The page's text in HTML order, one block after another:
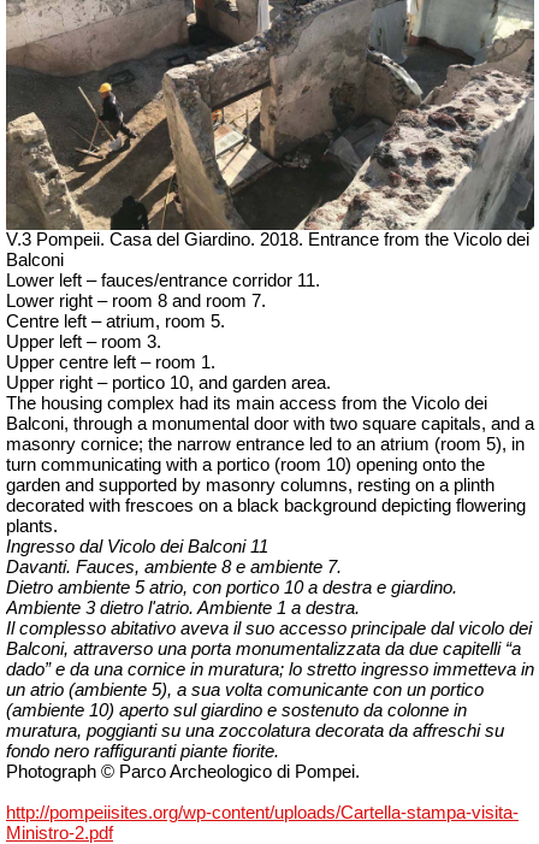
V.3 Pompeii. Casa del Giardino. 2018. Entrance from the Vicolo dei
Balconi
Lower left – fauces/entrance corridor 11.
Lower right – room 8 and room 7.
Centre left – atrium, room 5.
Upper left – room 3.
Upper centre left – room 1.
Upper right – portico 10, and garden area.
The housing complex had its main access from the Vicolo dei
Balconi, through a monumental door with two square capitals, and a
masonry cornice; the narrow entrance led to an atrium (room 5), in
turn communicating with a portico (room 10) opening onto the
garden and supported by masonry columns, resting on a plinth
decorated with frescoes on a black background depicting flowering
plants.
Ingresso dal Vicolo dei Balconi 11
Davanti. Fauces, ambiente 8 e ambiente 7.
Dietro ambiente 5 atrio, con portico 10 a destra e giardino.
Ambiente 3 dietro l'atrio. Ambiente 1 a destra.
Il complesso abitativo aveva il suo accesso principale dal vicolo dei
Balconi, attraverso una porta monumentalizzata da due capitelli “a
dado” e da una cornice in muratura; lo stretto ingresso immetteva in
un atrio (ambiente 5), a sua volta comunicante con un portico
(ambiente 10) aperto sul giardino e sostenuto da colonne in
muratura, poggianti su una zoccolatura decorata da affreschi su
fondo nero raffiguranti piante fiorite.
Photograph © Parco Archeologico di Pompei.
http://pompeiisites.org/wp-content/uploads/Cartella-stampa-visita-
Ministro-2.pdf